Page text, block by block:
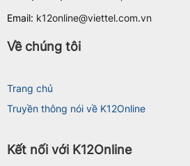
Email: k12online@viettel.com.vn
Về chúng tôi
Trang chủ
Truyền thông nói về K12Online
Kết nối với K12Online